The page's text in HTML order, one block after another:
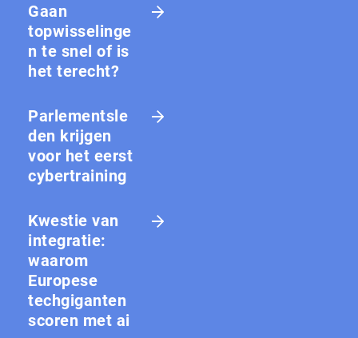
Gaan
topwisselinge
n te snel of is
het terecht?
Parlementsle
den krijgen
voor het eerst
cybertraining
Kwestie van
integratie:
waarom
Europese
techgiganten
scoren met ai